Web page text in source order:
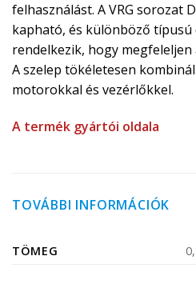
felhasználást. A VRG sorozat
kapható, és különböző típusú
rendelkezik, hogy
A szelep tökéletesen
motorokkal és vezérlőkkel.
A termék gyártói oldala
TOVÁBBI INFORMÁCIÓK
TÖMEG